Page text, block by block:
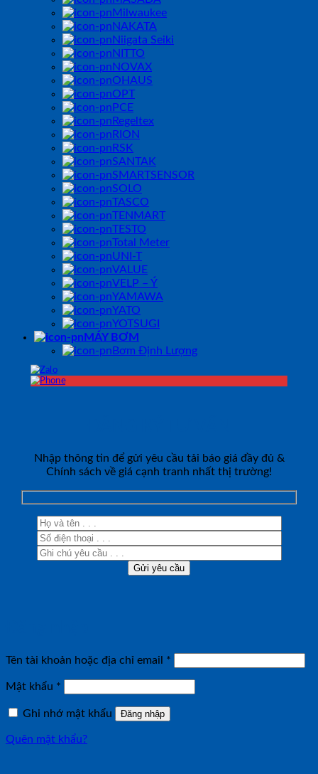
Milwaukee
NAKATA
Niigata Seiki
NITTO
NOVAX
OHAUS
OPT
PCE
Regeltex
RION
RSK
SANTAK
SMARTSENSOR
SOLO
TASCO
TENMART
TESTO
Total Meter
UNI-T
VALUE
VELP – Ý
YAMAWA
YATO
YOTSUGI
MÁY BƠM
Bơm Định Lượng
Nhập thông tin để gửi yêu cầu tải báo giá đầy đủ &
Chính sách về giá cạnh tranh nhất thị trường!
Tên tài khoản hoặc địa chỉ email *
Mật khẩu *
Ghi nhớ mật khẩu
Đăng nhập
Quên mật khẩu?